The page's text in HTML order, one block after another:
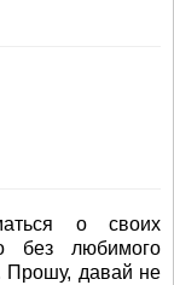
о своих
без любимого
Прошу, давай не